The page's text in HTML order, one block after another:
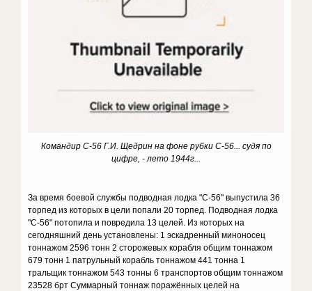
Командир С-56 Г.И. Щедрин на фоне рубки С-56... судя по
цифре, - лето 1944г...
За время боевой службы подводная лодка "С-56" выпустила 36
торпед из которых в цели попали 20 торпед. Подводная лодка
"С-56" потопила и повредила 13 целей. Из которых на
сегодняшний день установлены: 1 эскадренный миноносец
тоннажом 2596 тонн 2 сторожевых корабля общим тоннажом
679 тонн 1 патрульный корабль тоннажом 441 тонна 1
тральщик тоннажом 543 тонны 6 транспортов общим тоннажом
23528 брт Суммарный тоннаж поражённых целей на